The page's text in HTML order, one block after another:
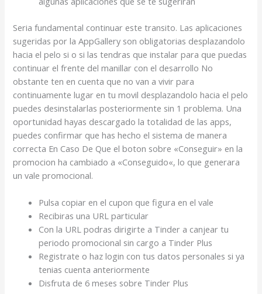
Seri­a fundamental continuar este transito. Las aplicaciones
sugeridas por la AppGallery son obligatorias desplazandolo
hacia el pelo si o si las tendras que instalar para que puedas
continuar el frente del manillar con el desarrollo No
obstante ten en cuenta que no van a vivir para
continuamente lugar en tu movil desplazandolo hacia el pelo
puedes desinstalarlas posteriormente sin 1 problema. Una
oportunidad hayas descargado la totalidad de las apps,
puedes confirmar que has hecho el sistema de manera
correcta En Caso De Que el boton sobre «Conseguir» en la
promocion ha cambiado a «Conseguido«, lo que generara
un vale promocional.
Pulsa copiar en el cupon que figura en el vale
Recibiras una URL particular
Con la URL podras dirigirte a Tinder a canjear tu
periodo promocional sin cargo a Tinder Plus
Registrate o haz login con tus datos personales si ya
tenias cuenta anteriormente
Disfruta de 6 meses sobre Tinder Plus